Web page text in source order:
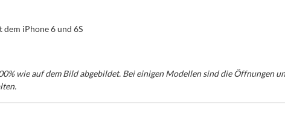
iPhone 6 und 6S
wie auf dem Bild abgebildet. Bei einigen Modellen sind die Öffnungen